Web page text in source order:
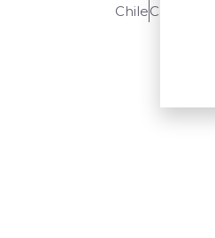
ChileCachapoal